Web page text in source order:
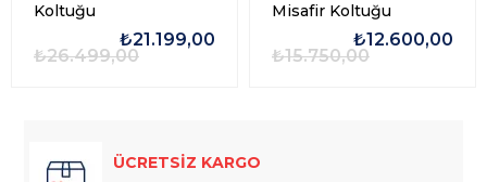
Koltuğu
₺21.199,00
₺26.499,00
Misafir Koltuğu
₺12.600,00
₺15.750,00
ÜCRETSİZ KARGO